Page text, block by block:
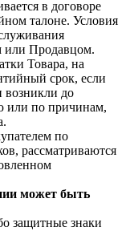
в договоре
талоне. Условия
или Продавцом.
Товара, на
срок, если
возникли до
или по причинам,
по
рассматриваются
может быть
защитные знаки